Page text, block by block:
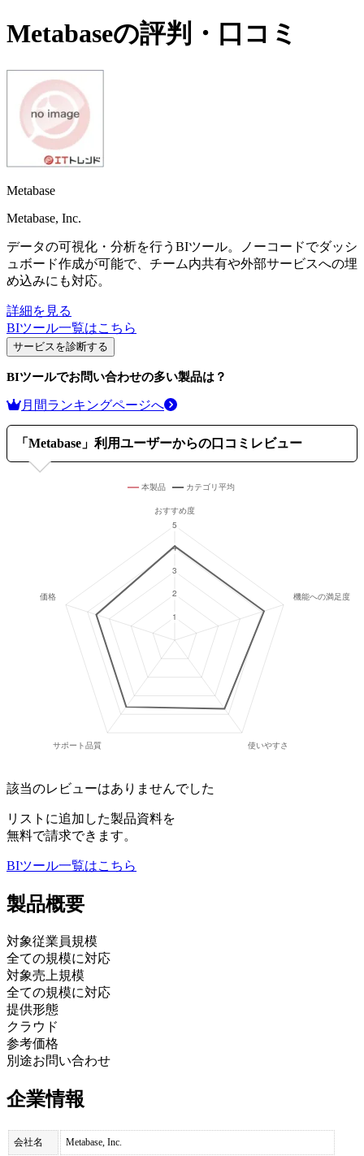
Metabaseの評判・口コミ
Metabase
Metabase, Inc.
データの可視化・分析を行うBIツール。ノーコードでダッシ
ュボード作成が可能で、チーム内共有や外部サービスへの埋
め込みにも対応。
詳細を見る
BIツール一覧はこちら
サービスを診断する
BIツールでお問い合わせの多い製品は？
月間ランキングページへ
「 Metabase 」利用ユーザーからの口コミレビュー
該当のレビューはありませんでした
リストに追加した製品資料を
無料で請求できます。
BIツール一覧はこちら
製品概要
対象従業員規模
全ての規模に対応
対象売上規模
全ての規模に対応
提供形態
クラウド
参考価格
別途お問い合わせ
企業情報
会社名 Metabase, Inc.